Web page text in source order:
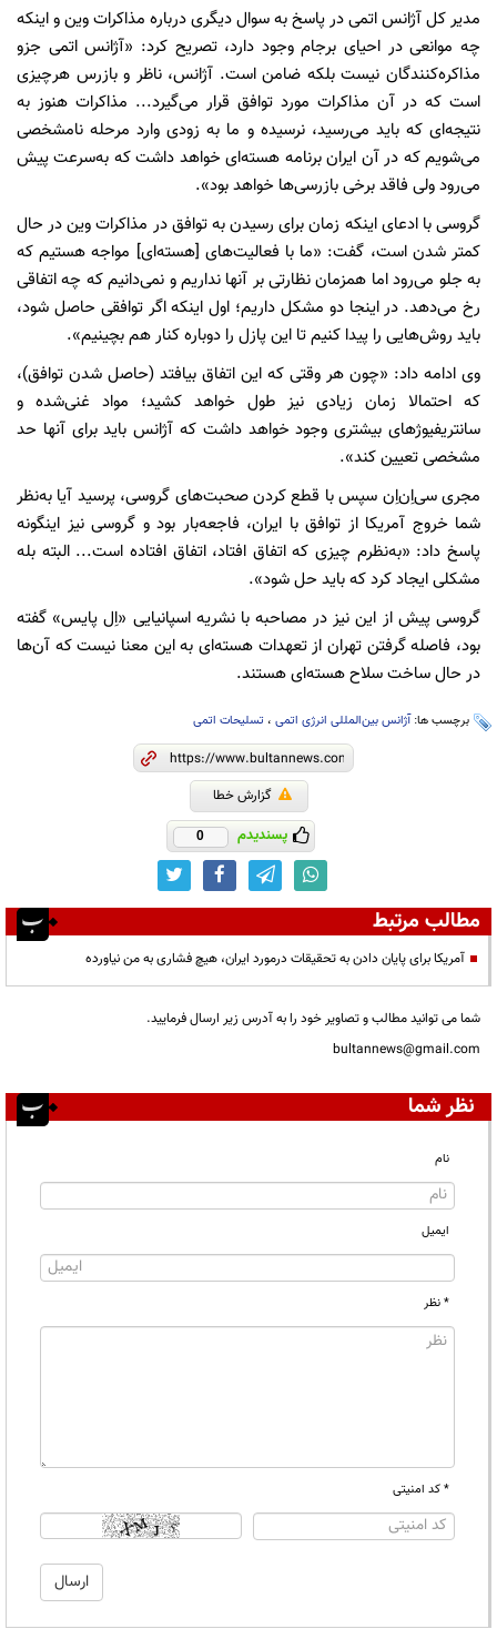
مدیر کل آژانس اتمی در پاسخ به سوال دیگری درباره مذاکرات وین و اینکه
چه موانعی در احیای برجام وجود دارد، تصریح کرد: «آژانس اتمی جزو
مذاکره‌کنندگان نیست بلکه ضامن است. آژانس، ناظر و بازرس هرچیزی
است که در آن مذاکرات مورد توافق قرار می‌گیرد... مذاکرات هنوز به
نتیجه‌ای که باید می‌رسید، نرسیده و ما به زودی وارد مرحله نامشخصی
می‌شویم که در آن ایران برنامه هسته‌ای خواهد داشت که به‌سرعت پیش
می‌رود ولی فاقد برخی بازرسی‌ها خواهد بود».
گروسی با ادعای اینکه زمان برای رسیدن به توافق در مذاکرات وین در حال
کمتر شدن است، گفت: «ما با فعالیت‌های [هسته‌ای] مواجه هستیم که
به جلو می‌رود اما همزمان نظارتی بر آنها نداریم و نمی‌دانیم که چه اتفاقی
رخ می‌دهد. در اینجا دو مشکل داریم؛ اول اینکه اگر توافقی حاصل شود،
باید روش‌هایی را پیدا کنیم تا این پازل را دوباره کنار هم بچینیم».
وی ادامه داد: «چون هر وقتی که این اتفاق بیافتد (حاصل شدن توافق)،
که احتمالا زمان زیادی نیز طول خواهد کشید؛ مواد غنی‌شده و
سانتریفیوژهای بیشتری وجود خواهد داشت که آژانس باید برای آنها حد
مشخصی تعیین کند».
مجری سی‌اِن‌اِن سپس با قطع کردن صحبت‌های گروسی، پرسید آیا به‌نظر
شما خروج آمریکا از توافق با ایران، فاجعه‌بار بود و گروسی نیز اینگونه
پاسخ داد: «به‌نظرم چیزی که اتفاق افتاد، اتفاق افتاده است... البته بله
مشکلی ایجاد کرد که باید حل شود».
گروسی پیش از این نیز در مصاحبه با نشریه اسپانیایی «اِل پایس» گفته
بود، فاصله گرفتن تهران از تعهدات هسته‌ای به این معنا نیست که آن‌ها
در حال ساخت سلاح هسته‌ای هستند.
برچسب ها:آژانس بین‌المللی انرژی اتمی ، تسلیحات اتمی
گزارش خطا
پسندیدم 0
مطالب مرتبط
آمریکا برای پایان دادن به تحقیقات درمورد ایران، هیچ فشاری به من نیاورده
شما می توانید مطالب و تصاویر خود را به آدرس زیر ارسال فرمایید.
bultannews@gmail.com
نظر شما
نام
ایمیل
* نظر
* کد امنیتی